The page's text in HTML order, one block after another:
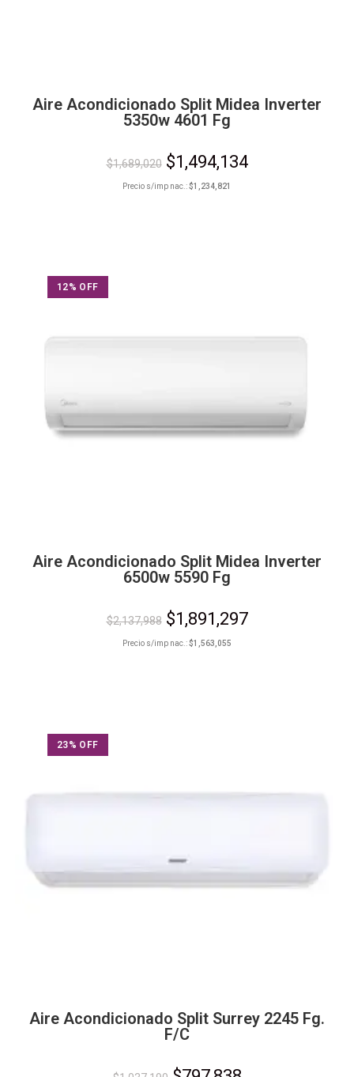
Aire Acondicionado Split Midea Inverter
5350w 4601 Fg
$1,689,020 $1,494,134
Precio s/imp nac.:$1,234,821
12% OFF
Aire Acondicionado Split Midea Inverter
6500w 5590 Fg
$2,137,988 $1,891,297
Precio s/imp nac.:$1,563,055
23% OFF
Aire Acondicionado Split Surrey 2245 Fg.
F/C